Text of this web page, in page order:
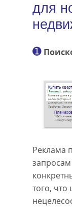
для
➊
Реклама
запросам
того, что